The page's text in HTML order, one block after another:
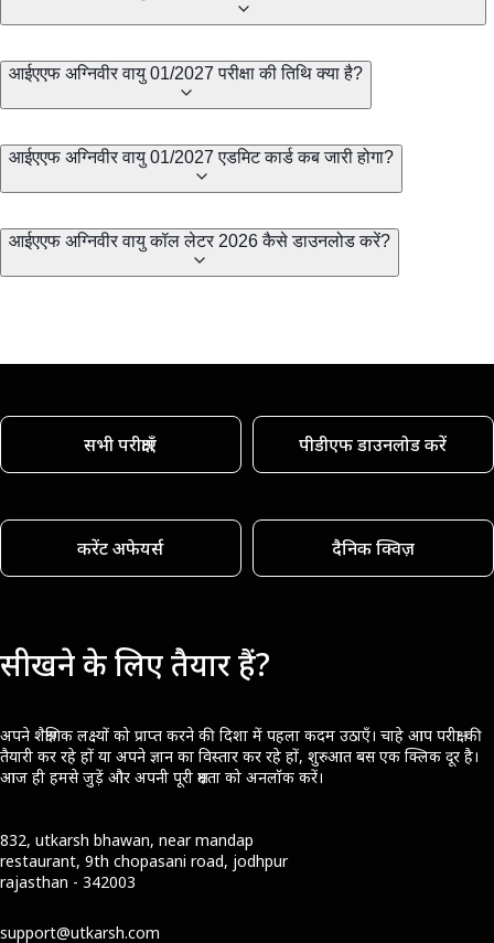
आईएएफ अग्निवीर वायु 01/2027 परीक्षा की तिथि क्या है?
आईएएफ अग्निवीर वायु 01/2027 एडमिट कार्ड कब जारी होगा?
आईएएफ अग्निवीर वायु कॉल लेटर 2026 कैसे डाउनलोड करें?
सभी परीक्षाएँ पीडीएफ डाउनलोड करें
करेंट अफेयर्स दैनिक क्विज़
सीखने के लिए तैयार हैं?
अपने शैक्षणिक लक्ष्यों को प्राप्त करने की दिशा में पहला कदम उठाएँ। चाहे आप परीक्षा की
तैयारी कर रहे हों या अपने ज्ञान का विस्तार कर रहे हों, शुरुआत बस एक क्लिक दूर है।
आज ही हमसे जुड़ें और अपनी पूरी क्षमता को अनलॉक करें।
832, utkarsh bhawan, near mandap
restaurant, 9th chopasani road, jodhpur
rajasthan - 342003
support@utkarsh.com